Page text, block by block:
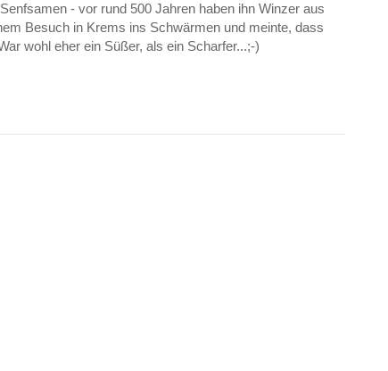
- vor rund 500 Jahren haben ihn Winzer aus
Besuch in Krems ins Schwärmen und meinte, dass
wohl eher ein Süßer, als ein Scharfer...;-)